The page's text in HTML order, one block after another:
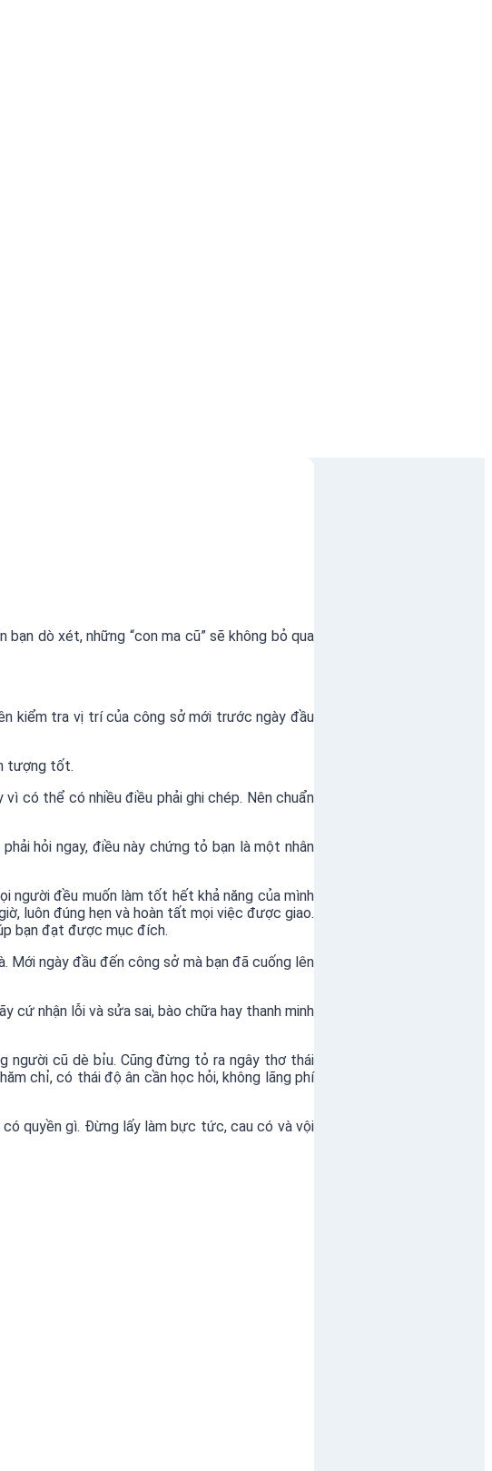
dò xét, những “con ma cũ” sẽ không bỏ qua
kiểm tra vị trí của công sở mới trước ngày đầu
tượng tốt.
có thể có nhiều điều phải ghi chép. Nên chuẩn
hỏi ngay, điều này chứng tỏ bạn là một nhân
người đều muốn làm tốt hết khả năng của mình
luôn đúng hẹn và hoàn tất mọi việc được giao.
bạn đạt được mục đích.
ngày đầu đến công sở mà bạn đã cuống lên
cứ nhận lỗi và sửa sai, bào chữa hay thanh minh
người cũ dè bỉu. Cũng đừng tỏ ra ngây thơ thái
chỉ, có thái độ ân cần học hỏi, không lãng phí
có quyền gì. Đừng lấy làm bực tức, cau có và vội